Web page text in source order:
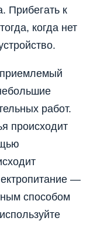
Прибегать к
когда нет
работ.
происходит
—
способом